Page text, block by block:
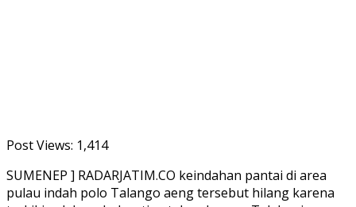
Post Views: 1,414
SUMENEP ] RADARJATIM.CO keindahan pantai di area
pulau indah polo Talango aeng tersebut hilang karena